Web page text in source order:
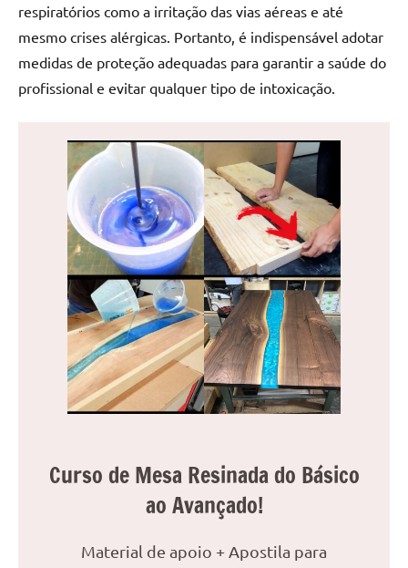
procura
de
uma
mesa
encontrará
precisa
respiratórios como a irritação das vias aéreas e até
mesmo crises alérgicas. Portanto, é indispensável adotar
medidas de proteção adequadas para garantir a saúde do
profissional e evitar qualquer tipo de intoxicação.
Curso de Mesa Resinada do Básico
ao Avançado!
Material de apoio + Apostila para